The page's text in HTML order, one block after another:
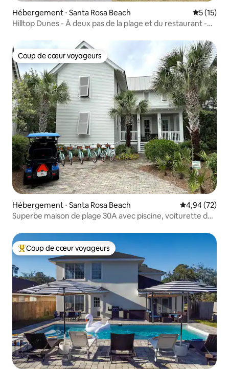
Hébergement ⋅ Santa Rosa Beach
5 (15)
Hilltop Dunes - À deux pas de la plage et du restaurant -
Coup de cœur voyageurs
Coup de cœur voyageurs
Hébergement ⋅ Santa Rosa Beach Évaluation
4,94 (72)
Superbe maison de plage 30A avec piscine, voiturette de
Coups de cœur voyageurs les plus appréciés
Coup de cœur voyageurs